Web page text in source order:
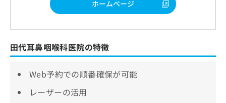
ホームページ
田代耳鼻咽喉科医院の特徴
Web予約での順番確保が可能
レーザーの活用